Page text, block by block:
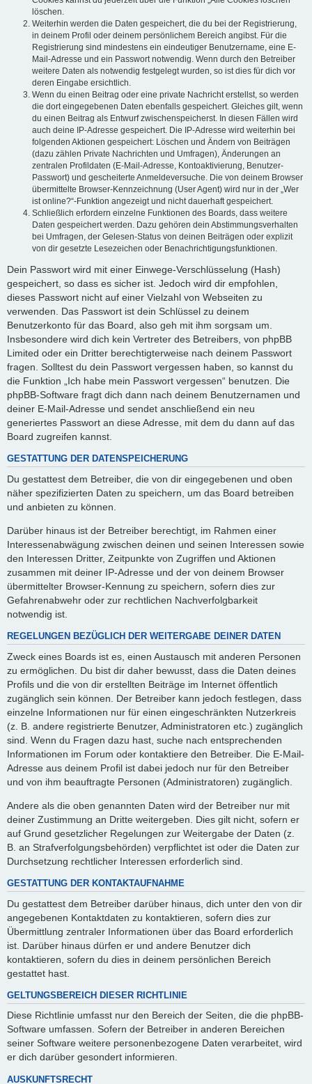
löschen.
Weiterhin werden die Daten gespeichert, die du bei der Registrierung,
in deinem Profil oder deinem persönlichem Bereich angibst. Für die
Registrierung sind mindestens ein eindeutiger Benutzername, eine E-
Mail-Adresse und ein Passwort notwendig. Wenn durch den Betreiber
weitere Daten als notwendig festgelegt wurden, so ist dies für dich vor
deren Eingabe ersichtlich.
Wenn du einen Beitrag oder eine private Nachricht erstellst, so werden
die dort eingegebenen Daten ebenfalls gespeichert. Gleiches gilt, wenn
du einen Beitrag als Entwurf zwischenspeicherst. In diesen Fällen wird
auch deine IP-Adresse gespeichert. Die IP-Adresse wird weiterhin bei
folgenden Aktionen gespeichert: Löschen und Ändern von Beiträgen
(dazu zählen Private Nachrichten und Umfragen), Änderungen an
zentralen Profildaten (E-Mail-Adresse, Kontoaktivierung, Benutzer-
Passwort) und gescheiterte Anmeldeversuche. Die von deinem Browser
übermittelte Browser-Kennzeichnung (User Agent) wird nur in der „Wer
ist online?“-Funktion angezeigt und nicht dauerhaft gespeichert.
Schließlich erfordern einzelne Funktionen des Boards, dass weitere
Daten gespeichert werden. Dazu gehören dein Abstimmungsverhalten
bei Umfragen, der Gelesen-Status von deinen Beiträgen oder explizit
von dir gesetzte Lesezeichen oder Benachrichtigungsfunktionen.
Dein Passwort wird mit einer Einwege-Verschlüsselung (Hash)
gespeichert, so dass es sicher ist. Jedoch wird dir empfohlen,
dieses Passwort nicht auf einer Vielzahl von Webseiten zu
verwenden. Das Passwort ist dein Schlüssel zu deinem
Benutzerkonto für das Board, also geh mit ihm sorgsam um.
Insbesondere wird dich kein Vertreter des Betreibers, von phpBB
Limited oder ein Dritter berechtigterweise nach deinem Passwort
fragen. Solltest du dein Passwort vergessen haben, so kannst du
die Funktion „Ich habe mein Passwort vergessen“ benutzen. Die
phpBB-Software fragt dich dann nach deinem Benutzernamen und
deiner E-Mail-Adresse und sendet anschließend ein neu
generiertes Passwort an diese Adresse, mit dem du dann auf das
Board zugreifen kannst.
GESTATTUNG DER DATENSPEICHERUNG
Du gestattest dem Betreiber, die von dir eingegebenen und oben
näher spezifizierten Daten zu speichern, um das Board betreiben
und anbieten zu können.
Darüber hinaus ist der Betreiber berechtigt, im Rahmen einer
Interessenabwägung zwischen deinen und seinen Interessen sowie
den Interessen Dritter, Zeitpunkte von Zugriffen und Aktionen
zusammen mit deiner IP-Adresse und der von deinem Browser
übermittelter Browser-Kennung zu speichern, sofern dies zur
Gefahrenabwehr oder zur rechtlichen Nachverfolgbarkeit
notwendig ist.
REGELUNGEN BEZÜGLICH DER WEITERGABE DEINER DATEN
Zweck eines Boards ist es, einen Austausch mit anderen Personen
zu ermöglichen. Du bist dir daher bewusst, dass die Daten deines
Profils und die von dir erstellten Beiträge im Internet öffentlich
zugänglich sein können. Der Betreiber kann jedoch festlegen, dass
einzelne Informationen nur für einen eingeschränkten Nutzerkreis
(z. B. andere registrierte Benutzer, Administratoren etc.) zugänglich
sind. Wenn du Fragen dazu hast, suche nach entsprechenden
Informationen im Forum oder kontaktiere den Betreiber. Die E-Mail-
Adresse aus deinem Profil ist dabei jedoch nur für den Betreiber
und von ihm beauftragte Personen (Administratoren) zugänglich.
Andere als die oben genannten Daten wird der Betreiber nur mit
deiner Zustimmung an Dritte weitergeben. Dies gilt nicht, sofern er
auf Grund gesetzlicher Regelungen zur Weitergabe der Daten (z.
B. an Strafverfolgungsbehörden) verpflichtet ist oder die Daten zur
Durchsetzung rechtlicher Interessen erforderlich sind.
GESTATTUNG DER KONTAKTAUFNAHME
Du gestattest dem Betreiber darüber hinaus, dich unter den von dir
angegebenen Kontaktdaten zu kontaktieren, sofern dies zur
Übermittlung zentraler Informationen über das Board erforderlich
ist. Darüber hinaus dürfen er und andere Benutzer dich
kontaktieren, sofern du dies in deinem persönlichen Bereich
gestattet hast.
GELTUNGSBEREICH DIESER RICHTLINIE
Diese Richtlinie umfasst nur den Bereich der Seiten, die die phpBB-
Software umfassen. Sofern der Betreiber in anderen Bereichen
seiner Software weitere personenbezogene Daten verarbeitet, wird
er dich darüber gesondert informieren.
AUSKUNFTSRECHT